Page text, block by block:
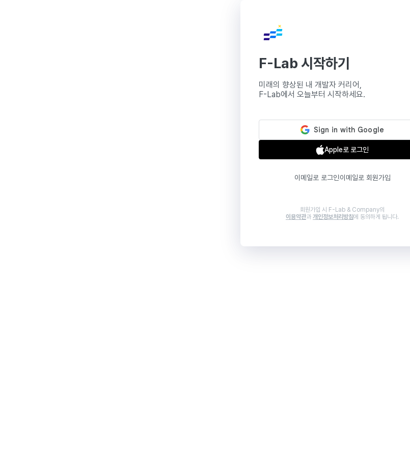
F-Lab 시작하기
미래의 향상된 내 개발자 커리어,
F-Lab에서 오늘부터 시작하세요.
Apple로 로그인
이메일로 로그인이메일로 회원가입
회원가입 시 F-Lab & Company의
이용약관과 개인정보처리방침에 동의하게 됩니다.